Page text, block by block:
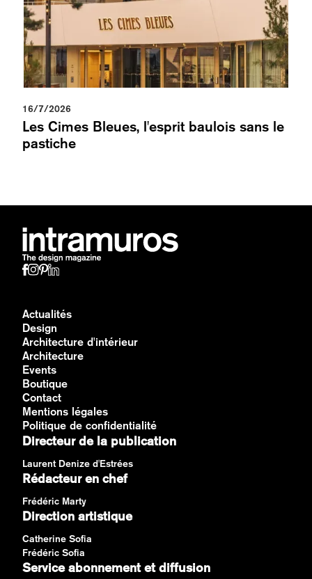
16/7/2026
Les Cimes Bleues, l'esprit baulois sans le
pastiche
Actualités
Design
Architecture d'intérieur
Architecture
Events
Boutique
Contact
Mentions légales
Politique de confidentialité
Directeur de la publication
Laurent Denize d'Estrées
Rédacteur en chef
Frédéric Marty
Direction artistique
Catherine Sofia
Frédéric Sofia
Service abonnement et diffusion